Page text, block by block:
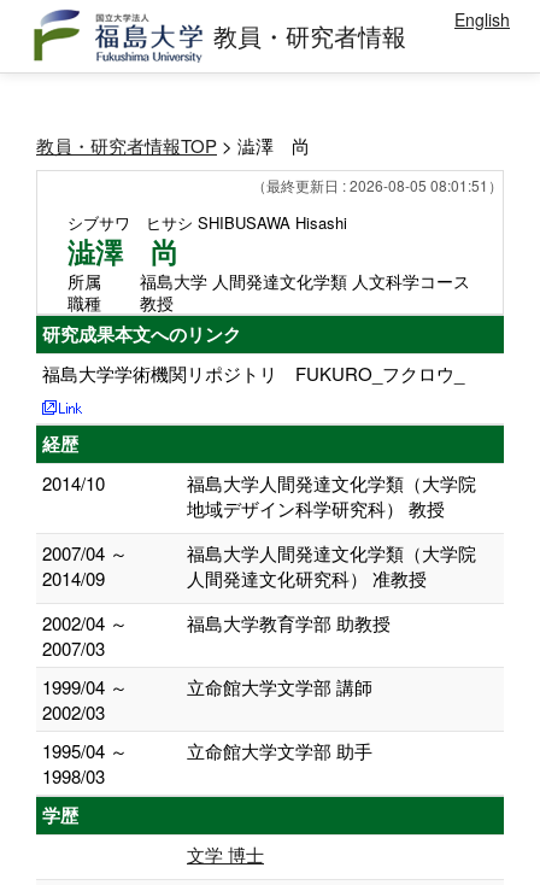
教員・研究者情報 English
教員・研究者情報TOP > 澁澤 尚
（最終更新日 : 2026-08-05 08:01:51）
シブサワ ヒサシ SHIBUSAWA Hisashi
澁澤 尚
所属
福島大学 人間発達文化学類 人文科学コース
職種
教授
研究成果本文へのリンク
福島大学学術機関リポジトリ FUKURO_フクロウ_
経歴
2014/10
福島大学人間発達文化学類（大学院
地域デザイン科学研究科） 教授
2007/04 ～
2014/09
福島大学人間発達文化学類（大学院
人間発達文化研究科） 准教授
2002/04 ～
2007/03
福島大学教育学部 助教授
1999/04 ～
2002/03
立命館大学文学部 講師
1995/04 ～
1998/03
立命館大学文学部 助手
学歴
文学 博士